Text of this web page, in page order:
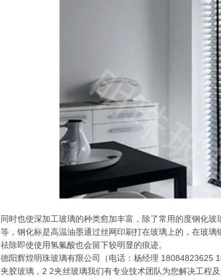
同时也使深加工玻璃的种类愈加丰富，除了常用的度钢化
等，钢化标是高温油墨通过丝网印刷打在玻璃上的，在玻
祛除即使使用氢氟酸也会留下较明显的痕迹。
德阳辉煌明珠玻璃有限公司（电话：杨经理 18084823625
夹胶玻璃，2 2夹丝玻璃我们有专业技术团队为您解决工程